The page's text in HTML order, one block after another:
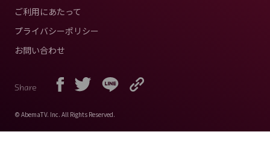
ご利用にあたって
プライバシーポリシー
お問い合わせ
Share
© AbemaTV. Inc. All Rights Reserved.